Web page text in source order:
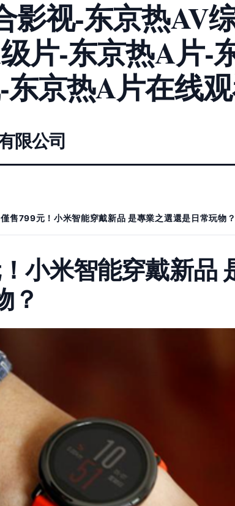
影视-东京热AV
片-东京热A片-
京热A片在线
限公司
僅售799元！小米智能穿戴新品 是專業之選還是日常玩物？
小米智能穿戴新品
？